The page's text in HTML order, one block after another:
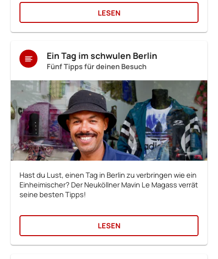
LESEN
Ein Tag im schwulen Berlin
Fünf Tipps für deinen Besuch
Hast du Lust, einen Tag in Berlin zu verbringen wie ein
Einheimischer? Der Neuköllner Mavin Le Magass verrät
seine besten Tipps!
LESEN